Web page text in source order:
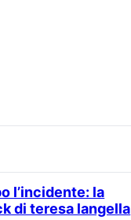
di teresa langella